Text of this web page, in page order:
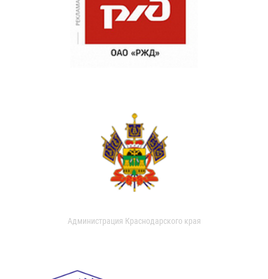
Администрация Краснодарского края